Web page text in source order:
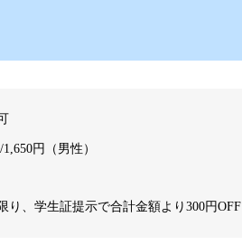
円（男性）
り、学生証提示で合計金額より300円OFF